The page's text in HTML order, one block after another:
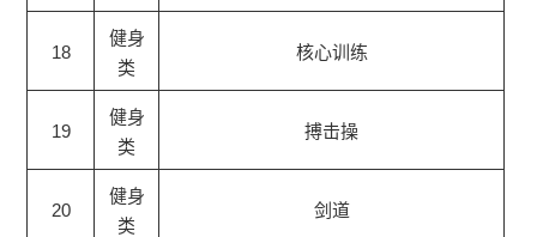
18
健身
类
核心训练
19
健身
类
搏击操
20
健身
类
剑道